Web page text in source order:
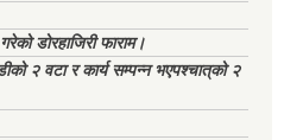
डोरहाजिरी फाराम।
२ वटा र कार्य सम्पन्न भएपश्चात्‌को २